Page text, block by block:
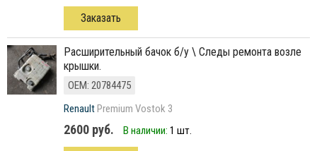
Заказать
расширительный бачок б/у \ Следы ремонта возле
крышки.
ОЕМ: 20784475
Renault Premium Vostok 3
2600 руб. В наличии: 1 шт.